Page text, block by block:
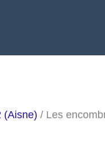
(Aisne) / Les